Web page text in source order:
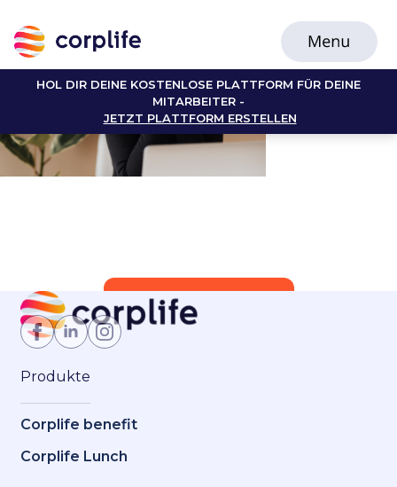
HOL DIR DEINE KOSTENLOSE PLATTFORM FÜR DEINE
MITARBEITER -
JETZT PLATTFORM ERSTELLEN
Jetzt Mitglied werden
Produkte
Corplife benefit
Corplife Lunch